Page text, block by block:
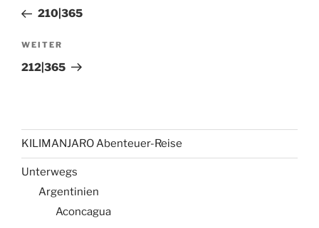
Beitrag
210|365
Nächster
Beitrag
WEITER
212|365
KILIMANJARO Abenteuer-Reise
Unterwegs
Argentinien
Aconcagua